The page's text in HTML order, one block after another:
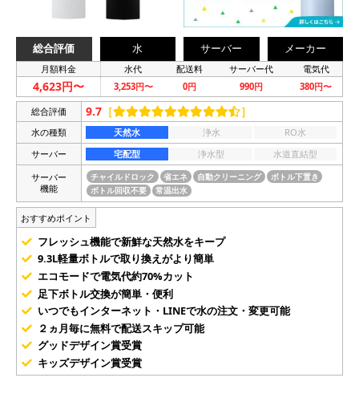
総合評価 水 サーバー メーカー
月額料金 水代 配送料 サーバー代 電気代
4,623円〜 3,253円〜 0円 990円 380円〜
総合評価 9.7 ［ ］
水の種類 天然水 浄水
RO水
サーバー
宅配型 浄水型
水道直結型
サーバー
機能
チャイルドロック 省エネ 自動クリーニング
ボトル下置き
ボトル回収不要
常温出水
おすすめポイント
フレッシュ機能で新鮮な天然水をキープ
9.3L軽量ボトルで取り換えがより簡単
エコモードで電気代約70%カット
足下ボトル交換が簡単・便利
いつでもインターネット・LINEで水の注文・変更可能
２ヵ月毎に無料で配送スキップ可能
グッドデザイン賞受賞
キッズデザイン賞受賞